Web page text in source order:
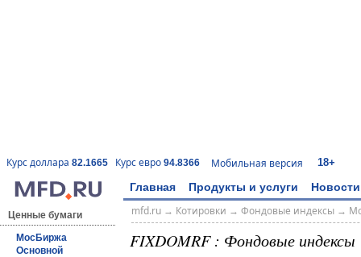
Курс доллара 82.1665 Курс евро 94.8366 Мобильная версия 18+
Главная Продукты и услуги Новости
Ценные бумаги
МосБиржа
Основной
mfd.ru→ Котировки → Фондовые индексы→
FIXDOMRF : Фондовые индексы